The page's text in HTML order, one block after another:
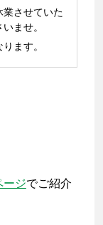
業させていた
ませ。
ます。
ージでご紹介